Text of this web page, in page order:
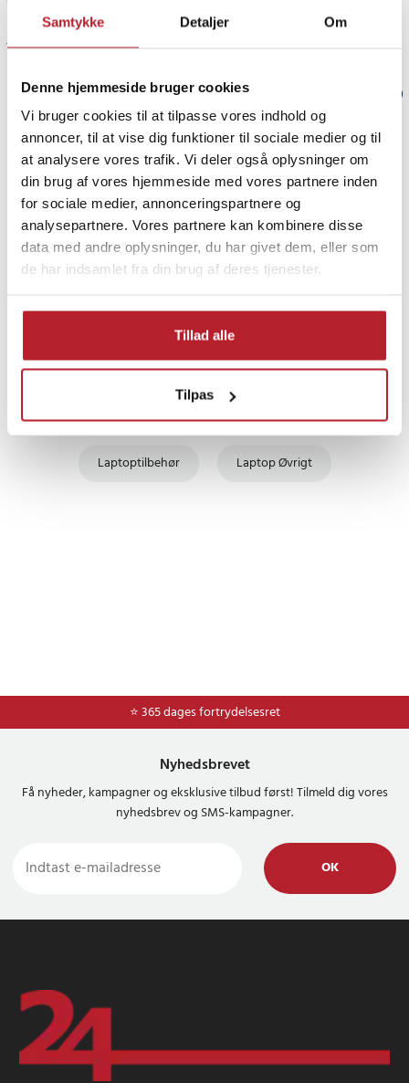
Samtykke Detaljer Om
Denne hjemmeside bruger cookies
Vi bruger cookies til at tilpasse vores indhold og
annoncer, til at vise dig funktioner til sociale medier og til
at analysere vores trafik. Vi deler også oplysninger om
din brug af vores hjemmeside med vores partnere inden
for sociale medier, annonceringspartnere og
analysepartnere. Vores partnere kan kombinere disse
data med andre oplysninger, du har givet dem, eller som
de har indsamlet fra din brug af deres tjenester.
Tillad alle
Tilpas
- USB 3.0-overførselshastighed: Op til 5 Gbps
- Kompatibilitet:
- Chromebook Pixel (2015)
- Andre enheder med USB-C-port
- Farve: Sølv eller svart (afhængigt af model)
- Anvendelse: Skærmtilslutning, opladning, dataoverførsel,
tilslutning af tilbehør
- Bærbarhed: Lille og let - perfekt til rejser og kontorbrug
Article number:56896
1 måned siden
PRISGARANTI
UDSALG
Finde gode tilbud
Adapters til USB
Laptoptilbehør Laptop Øvrigt
⭐ 365 dages fortrydelsesret
Nyhedsbrevet
Få nyheder, kampagner og eksklusive tilbud først! Tilmeld dig vores
nyhedsbrev og SMS-kampagner.
OK